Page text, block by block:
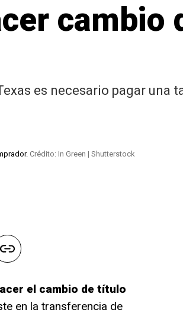
cambio
es necesario pagar una
Crédito: In Green | Shutterstock
el cambio de título
en la transferencia de